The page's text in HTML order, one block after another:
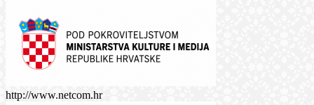
http://www.netcom.hr